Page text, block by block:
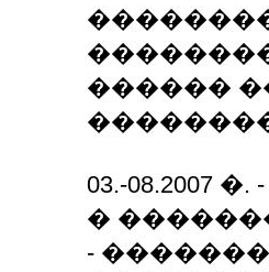
������
03.-
�
-